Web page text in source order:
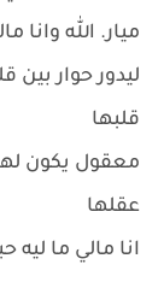
ميار. الله وانا
ليدور حوار بين
قلبها
معقول يكون
عقلها
انا مالي ما